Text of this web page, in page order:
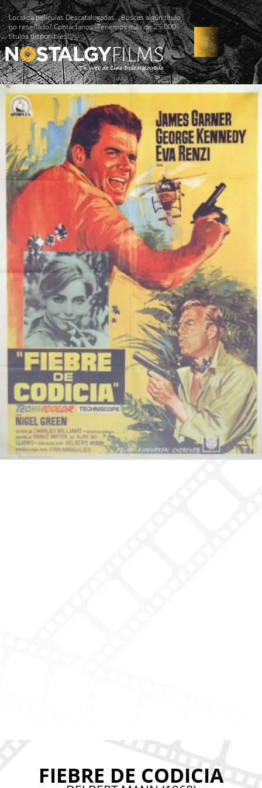
Localiza películas Descatalogadas. ¿Buscas algún título
no reseñado? Contáctanos -Tenemos más de 25.000
títulos disponibles!
FIEBRE DE CODICIA